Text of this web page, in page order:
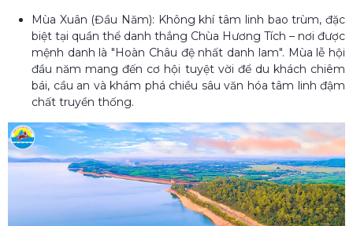
Mùa Xuân (Đầu Năm): Không khí tâm linh bao trùm, đặc
biệt tại quần thể danh thắng Chùa Hương Tích – nơi được
mệnh danh là "Hoàn Châu đệ nhất danh lam". Mùa lễ hội
đầu năm mang đến cơ hội tuyệt vời để du khách chiêm
bái, cầu an và khám phá chiều sâu văn hóa tâm linh đậm
chất truyền thống.